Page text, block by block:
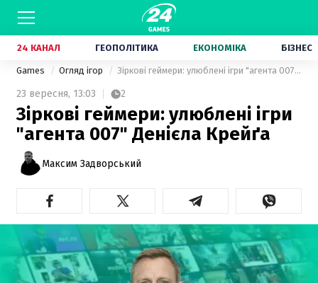
24 КАНАЛ ГЕОПОЛІТИКА ЕКОНОМІКА БІЗНЕС
Games Огляд ігор Зіркові геймери: улюблені ігри "агента 007" Денієла Крейґа
23 вересня, 13:03 2
Зіркові геймери: улюблені ігри
"агента 007" Денієла Крейґа
Максим Задворський